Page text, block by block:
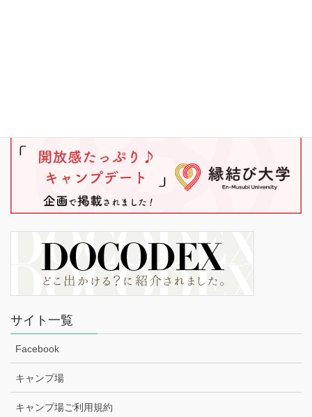
サイト一覧
Facebook
キャンプ場
キャンプ場ご利用規約